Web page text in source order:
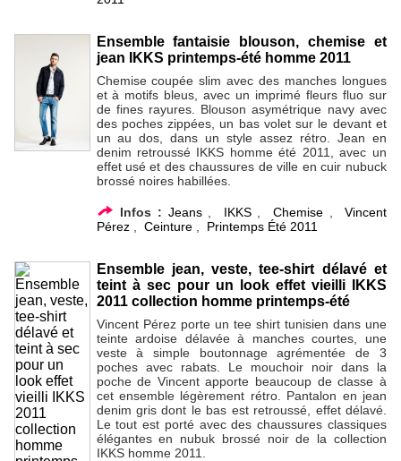
Ensemble fantaisie blouson, chemise et
jean IKKS printemps-été homme 2011
Chemise coupée slim avec des manches longues
et à motifs bleus, avec un imprimé fleurs fluo sur
de fines rayures. Blouson asymétrique navy avec
des poches zippées, un bas volet sur le devant et
un au dos, dans un style assez rétro. Jean en
denim retroussé IKKS homme été 2011, avec un
effet usé et des chaussures de ville en cuir nubuck
brossé noires habillées.
Infos : Jeans, IKKS, Chemise,Vincent
Pérez, Ceinture, Printemps Été 2011
Ensemble jean, veste, tee-shirt délavé et
teint à sec pour un look effet vieilli IKKS
2011 collection homme printemps-été
Vincent Pérez porte un tee shirt tunisien dans une
teinte ardoise délavée à manches courtes, une
veste à simple boutonnage agrémentée de 3
poches avec rabats. Le mouchoir noir dans la
poche de Vincent apporte beaucoup de classe à
cet ensemble légèrement rétro. Pantalon en jean
denim gris dont le bas est retroussé, effet délavé.
Le tout est porté avec des chaussures classiques
élégantes en nubuk brossé noir de la collection
IKKS homme 2011.